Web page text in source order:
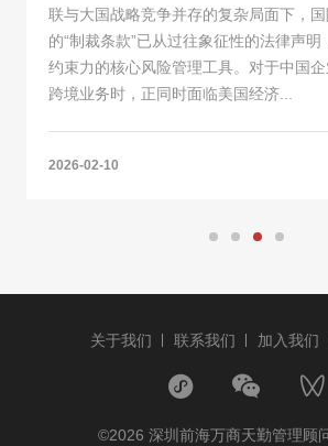
联与大国战略竞争并存的复杂局面下，
的“制裁条款”已从过往象征性的法律声
约束力的核心风险管理工具。对于中国
跨境业务时，正同时面临美国经济...
2026-02-10
关于我们 联系我们 加入我们
©2026 深圳前海万商天勤管理顾